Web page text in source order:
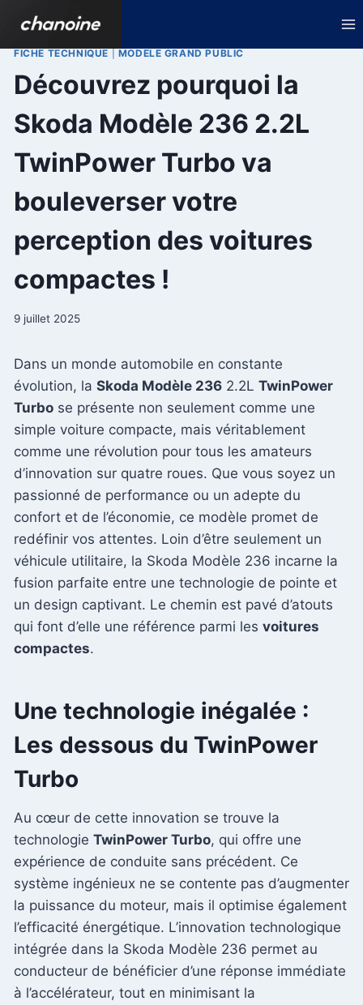
contenu
FICHE TECHNIQUE MODELE GRAND PUBLIC
Découvrez pourquoi la
Skoda Modèle 236 2.2L
TwinPower Turbo va
bouleverser votre
perception des voitures
compactes !
9 juillet 2025
Dans un monde automobile en constante
évolution, la Skoda Modèle 236 2.2L TwinPower
Turbo se présente non seulement comme une
simple voiture compacte, mais véritablement
comme une révolution pour tous les amateurs
d’innovation sur quatre roues. Que vous soyez un
passionné de performance ou un adepte du
confort et de l’économie, ce modèle promet de
redéfinir vos attentes. Loin d’être seulement un
véhicule utilitaire, la Skoda Modèle 236 incarne la
fusion parfaite entre une technologie de pointe et
un design captivant. Le chemin est pavé d’atouts
qui font d’elle une référence parmi les voitures
compactes.
Une technologie inégalée :
Les dessous du TwinPower
Turbo
Au cœur de cette innovation se trouve la
technologie TwinPower Turbo, qui offre une
expérience de conduite sans précédent. Ce
système ingénieux ne se contente pas d’augmenter
la puissance du moteur, mais il optimise également
l’efficacité énergétique. L’innovation technologique
intégrée dans la Skoda Modèle 236 permet au
conducteur de bénéficier d’une réponse immédiate
à l’accélérateur, tout en minimisant la